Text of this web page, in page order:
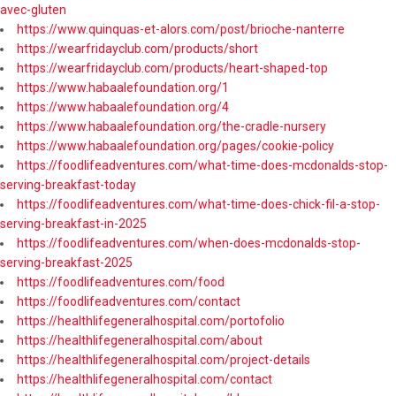
avec-gluten
https://www.quinquas-et-alors.com/post/brioche-nanterre
https://wearfridayclub.com/products/short
https://wearfridayclub.com/products/heart-shaped-top
https://www.habaalefoundation.org/1
https://www.habaalefoundation.org/4
https://www.habaalefoundation.org/the-cradle-nursery
https://www.habaalefoundation.org/pages/cookie-policy
https://foodlifeadventures.com/what-time-does-mcdonalds-stop-
serving-breakfast-today
https://foodlifeadventures.com/what-time-does-chick-fil-a-stop-
serving-breakfast-in-2025
https://foodlifeadventures.com/when-does-mcdonalds-stop-
serving-breakfast-2025
https://foodlifeadventures.com/food
https://foodlifeadventures.com/contact
https://healthlifegeneralhospital.com/portofolio
https://healthlifegeneralhospital.com/about
https://healthlifegeneralhospital.com/project-details
https://healthlifegeneralhospital.com/contact